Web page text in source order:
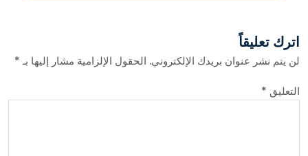
اترك تعليقاً
لن يتم نشر عنوان بريدك الإلكتروني. الحقول الإلزامية مشار إليها بـ*
التعليق *